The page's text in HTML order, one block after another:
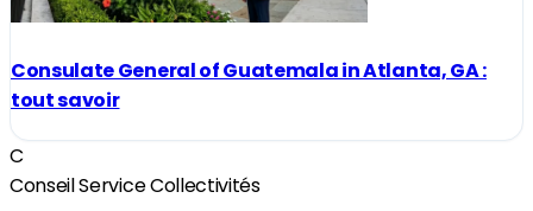
Consulate General of Guatemala in Atlanta, GA :
tout savoir
C
Conseil Service Collectivités